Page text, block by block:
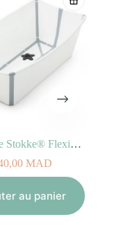
289,00
Ajouter au panier